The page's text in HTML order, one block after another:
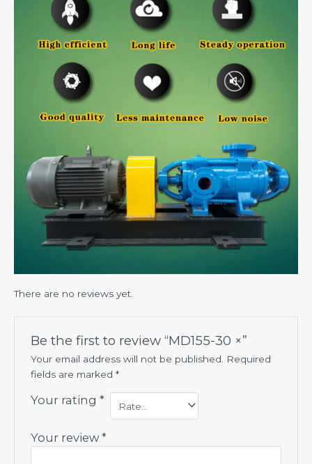
There are no reviews yet.
Be the first to review “MD155-30 ×”
Your email address will not be published.
Required
fields are marked *
Your rating *
Your review *